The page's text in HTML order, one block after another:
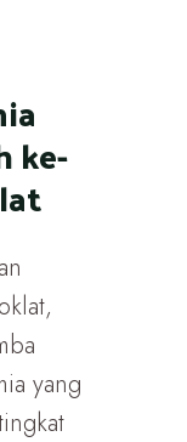
ke-
yang